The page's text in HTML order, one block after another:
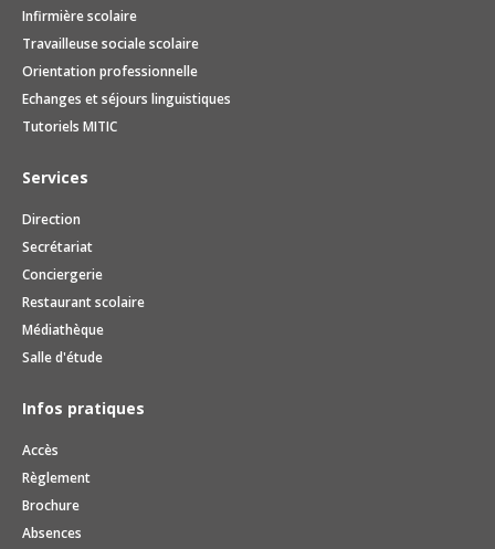
Infirmière scolaire
Travailleuse sociale scolaire
Orientation professionnelle
Echanges et séjours linguistiques
Tutoriels MITIC
Services
Direction
Secrétariat
Conciergerie
Restaurant scolaire
Médiathèque
Salle d'étude
Infos pratiques
Accès
Règlement
Brochure
Absences